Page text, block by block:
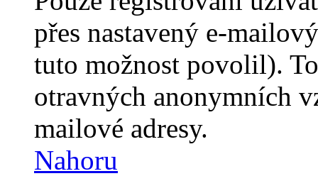
přes nastavený e-
tuto možnost povolil).
otravných anonymních
mailové adresy.
Nahoru